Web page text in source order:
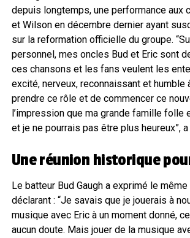
depuis longtemps, une performance aux
et Wilson en décembre dernier ayant
sur la reformation officielle du groupe.
personnel, mes oncles Bud et Eric sont
ces chansons et les fans veulent les
excité, nerveux, reconnaissant et humble
prendre ce rôle et de commencer ce
l’impression que ma grande famille folle
et je ne pourrais pas être plus heureux”,
Une réunion historique
Le batteur Bud Gaugh a exprimé le
déclarant : “Je savais que je jouerais à
musique avec Eric à un moment donné,
aucun doute. Mais jouer de la musique